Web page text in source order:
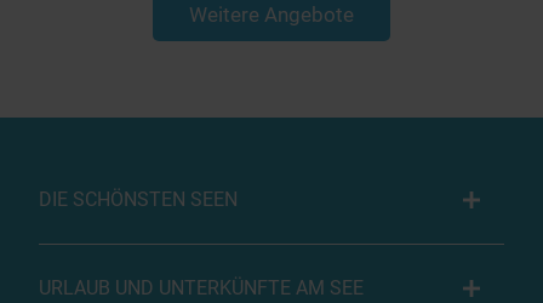
Weitere Angebote
DIE SCHÖNSTEN SEEN
URLAUB UND UNTERKÜNFTE AM SEE